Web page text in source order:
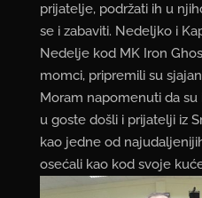
prijatelje, podržati ih u
se i zabaviti. Nedeljko i
Nedelje kod MK Iron
momci, pripremili su
Moram napomenuti da
u goste došli i prijatelji iz
kao jedne od
osećali kao kod svoje